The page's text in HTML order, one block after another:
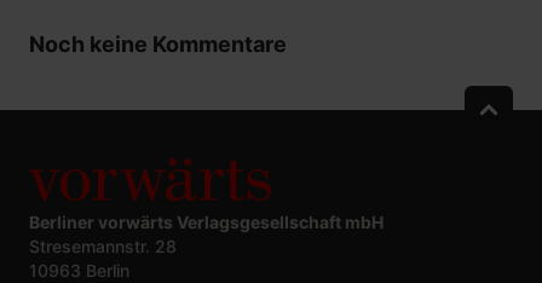
Noch keine Kommentare
Berliner vorwärts Verlagsgesellschaft mbH
Stresemannstr. 28
10963 Berlin